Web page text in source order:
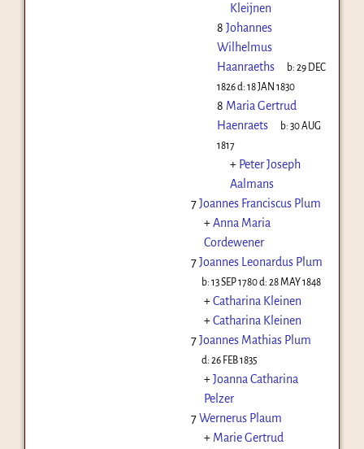
Kleijnen
8 Johannes
Wilhelmus
Haanraeths
b:29 DEC
1826d: 18 JAN 1830
8 Maria Gertrud
Haenraets
b:30 AUG
1817
+ Peter Joseph
Aalmans
7Joannes Franciscus Plum
+Anna Maria
Cordewener
7Joannes Leonardus Plum
b:13 SEP 1780d:28 MAY 1848
+Catharina Kleinen
+Catharina Kleinen
7Joannes Mathias Plum
d:26 FEB 1835
+Joanna Catharina
Pelzer
7Wernerus Plaum
+ Marie Gertrud